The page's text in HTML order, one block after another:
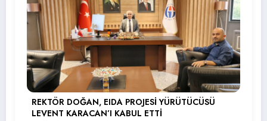
REKTÖR DOĞAN, EIDA PROJESİ YÜRÜTÜCÜSÜ
LEVENT KARACAN’I KABUL ETTİ